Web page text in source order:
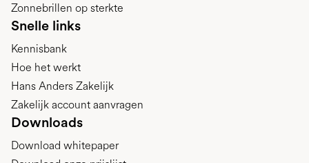
Zonnebrillen op sterkte
Snelle links
Kennisbank
Hoe het werkt
Hans Anders Zakelijk
Zakelijk account aanvragen
Downloads
Download whitepaper